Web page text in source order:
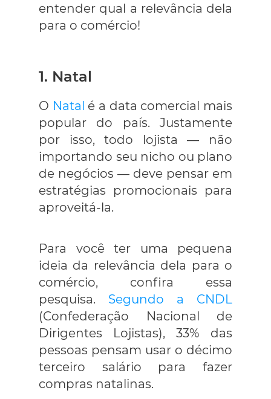
entender qual a relevância dela
para o comércio!
1. Natal
O Natal é a data comercial mais
popular do país. Justamente
por isso, todo lojista — não
importando seu nicho ou plano
de negócios — deve pensar em
estratégias promocionais para
aproveitá-la.
Para você ter uma pequena
ideia da relevância dela para o
comércio, confira essa
pesquisa. Segundo a CNDL
(Confederação Nacional de
Dirigentes Lojistas), 33% das
pessoas pensam usar o décimo
terceiro salário para fazer
compras natalinas.